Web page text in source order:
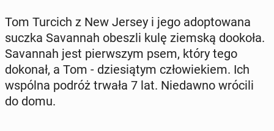
Tom Turcich z New Jersey i jego ad­op­to­wa­na
suczka Sa­van­nah obeszli kulę ziemską dookoła.
Sa­van­nah jest pierw­szym psem, który tego
dokonał, a Tom - dzie­sią­tym czło­wie­kiem. Ich
wspólna podróż trwała 7 lat. Nie­daw­no wrócili
do domu.